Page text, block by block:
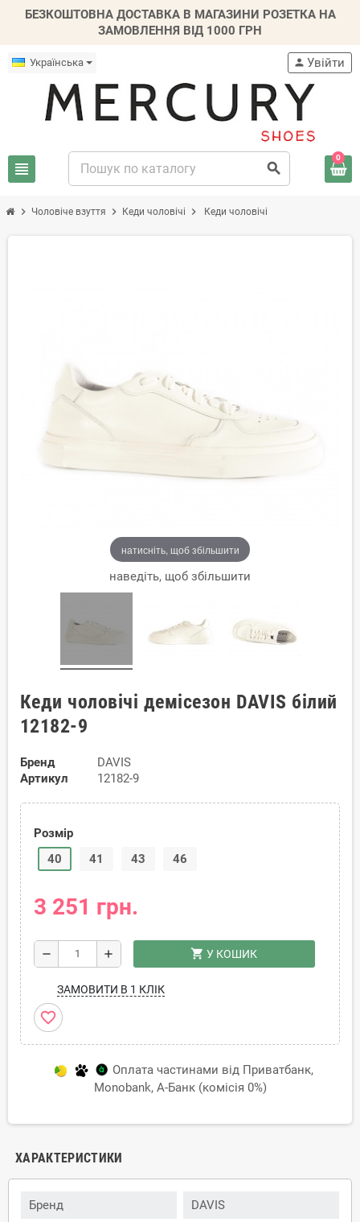
БЕЗКОШТОВНА ДОСТАВКА В МАГАЗИНИ РОЗЕТКА НА
ЗАМОВЛЕННЯ ВІД 1000 ГРН
Українська
view_headline search
person Увійти
0
chevron_right Чоловіче взуття chevron_right Кеди чоловічі chevron_right Кеди чоловічі
натисніть, щоб збільшити
наведіть, щоб збільшити
Кеди чоловічі демісезон DAVIS білий
12182-9
Бренд
DAVIS
Артикул
12182-9
Розмір
40
41 43 46
3 251 грн.
remove add shopping_cart У КОШИК
ЗАМОВИТИ В 1 КЛІК
favorite_border
Оплата частинами від Приватбанк,
Monobank, А-Банк (комісія 0%)
ХАРАКТЕРИСТИКИ
Бренд DAVIS